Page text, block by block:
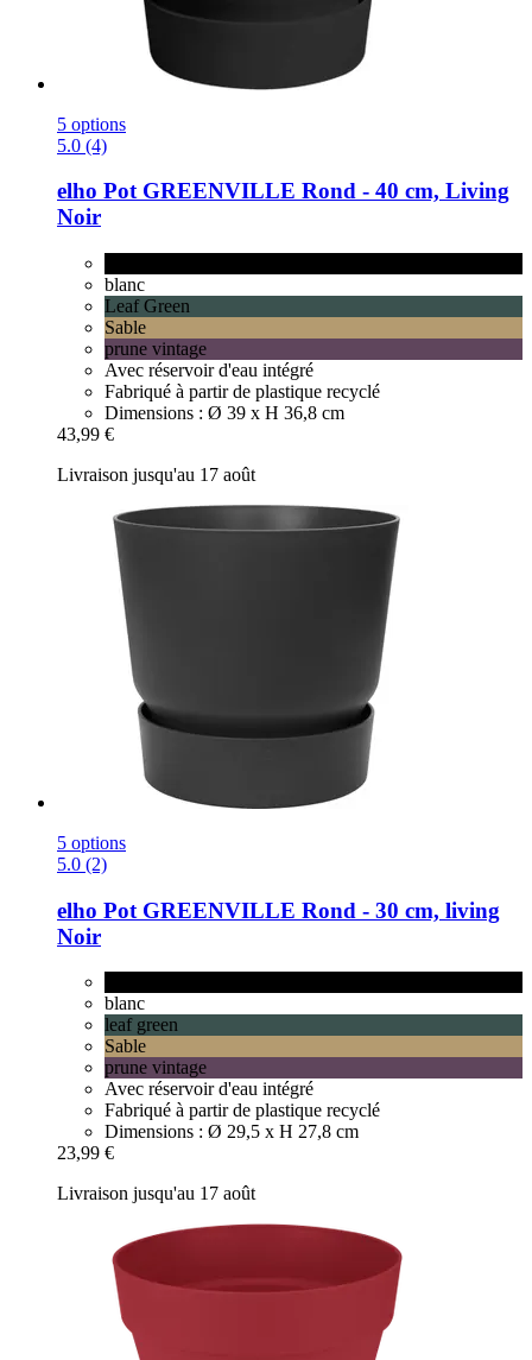
5 options
5.0 (4)
elho Pot GREENVILLE Rond -​ 40 cm, Living
Noir
blanc
Leaf Green
Sable
prune vintage
Avec réservoir d'eau intégré
Fabriqué à partir de plastique recyclé
Dimensions : Ø 39 x H 36,8 cm
43,99 €
Livraison jusqu'au 17 août
5 options
5.0 (2)
elho Pot GREENVILLE Rond -​ 30 cm, living
Noir
blanc
leaf green
Sable
prune vintage
Avec réservoir d'eau intégré
Fabriqué à partir de plastique recyclé
Dimensions : Ø 29,5 x H 27,8 cm
23,99 €
Livraison jusqu'au 17 août